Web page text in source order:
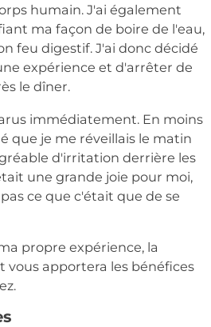
humain. J'ai également
ma façon de boire de l'eau,
feu digestif. J'ai donc décidé
expérience et d'arrêter de
le dîner.
immédiatement. En moins
que je me réveillais le matin
d'irritation derrière les
une grande joie pour moi,
ce que c'était que de se
propre expérience, la
apportera les bénéfices